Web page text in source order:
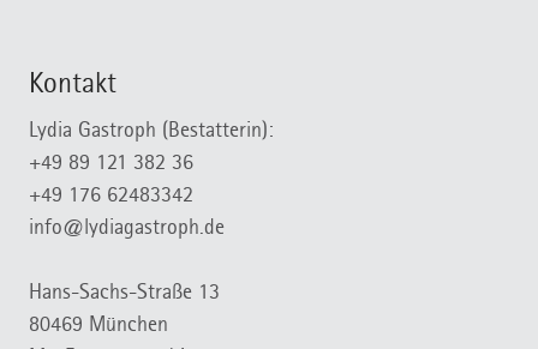
Kontakt
Lydia Gastroph (Bestatterin):
+49 89 121 382 36
+49 176 62483342
info@lydiagastroph.de
Hans-Sachs-Straße 13
80469 München